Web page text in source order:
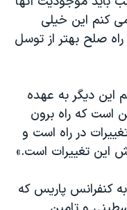
کنم اين خيلی
صلح بهتر از توسل
اين ديگر به عهده
است که راه برون
در راه است و
اين تغييرات است.»
کنفرانس پاريس که